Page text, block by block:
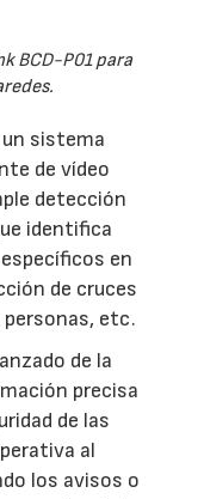
BCD-P01 para
sistema
de vídeo
detección
identifica
en
de cruces
etc.
de la
precisa
de las
al
los avisos o